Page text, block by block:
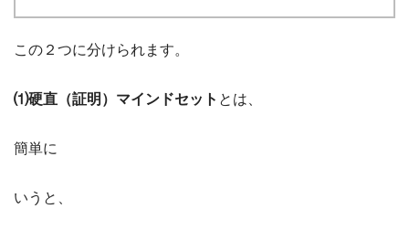
この２つに分けられます。
⑴硬直（証明）マインドセット とは、
簡単に
いうと、